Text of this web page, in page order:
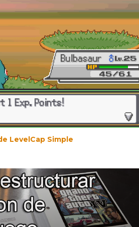
LevelCap Simple